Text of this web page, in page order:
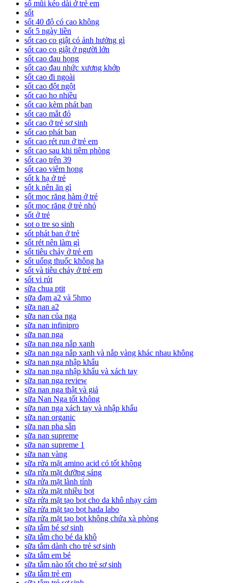
sổ mũi kéo dài ở trẻ em
sốt
sốt 40 độ có cao không
sốt 5 ngày liền
sốt cao co giật có ảnh hưởng gì
sốt cao co giật ở người lớn
sốt cao đau họng
sốt cao đau nhức xương khớp
sốt cao đi ngoài
sốt cao đột ngột
sốt cao ho nhiều
sốt cao kèm phát ban
sốt cao mắt đỏ
sốt cao ở trẻ sơ sinh
sốt cao phát ban
sốt cao rét run ở trẻ em
sốt cao sau khi tiêm phòng
sốt cao trên 39
sốt cao viêm họng
sốt k hạ ở trẻ
sốt k nên ăn gì
sốt mọc răng hàm ở trẻ
sốt mọc răng ở trẻ nhỏ
sốt ở trẻ
sot o tre so sinh
sốt phát ban ở trẻ
sốt rét nên làm gì
sốt tiêu chảy ở trẻ em
sốt uống thuốc không hạ
sốt và tiêu chảy ở trẻ em
sốt vi rút
sữa chua ptit
sữa đạm a2 và 5hmo
sữa nan a2
sữa nan của nga
sữa nan infinipro
sữa nan nga
sữa nan nga nắp xanh
sữa nan nga nắp xanh và nắp vàng khác nhau không
sữa nan nga nhập khẩu
sữa nan nga nhập khẩu và xách tay
sữa nan nga review
sữa nan nga thật và giả
sữa Nan Nga tốt không
sữa nan nga xách tay và nhập khẩu
sữa nan organic
sữa nan pha sẵn
sữa nan supreme
sữa nan supreme 1
sữa nan vàng
sữa rửa mặt amino acid có tốt không
sữa rửa mặt dưỡng sáng
sữa rửa mặt lành tính
sữa rửa mặt nhiều bọt
sữa rửa mặt tạo bọt cho da khô nhạy cảm
sữa rửa mặt tạo bọt hada labo
sữa rửa mặt tạo bọt không chứa xà phòng
sữa tắm bé sơ sinh
sữa tắm cho bé da khô
sữa tắm dành cho trẻ sơ sinh
sữa tắm em bé
sữa tắm nào tốt cho trẻ sơ sinh
sữa tắm trẻ em